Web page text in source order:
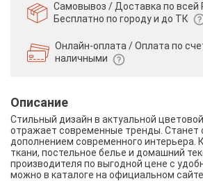
Самовывоз / Доставка по всей
Бесплатно по городу и до ТК
Онлайн-оплата / Оплата по
наличными
Описание
Стильный дизайн в актуальной
отражает современные тренды. Станет
дополнением современного интерьера.
ткани, постельное белье и домашний
производителя по выгодной цене с
можно в каталоге на официальном